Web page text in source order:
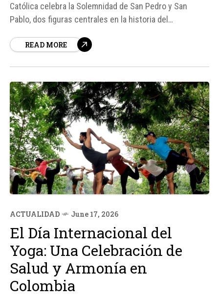
Católica celebra la Solemnidad de San Pedro y San
Pablo, dos figuras centrales en la historia del
Iglesia" debido a su labor evangelizadora en los primeros
READ MORE
ACTUALIDAD June 17, 2026
El Día Internacional del
Yoga: Una Celebración de
Salud y Armonía en
Colombia